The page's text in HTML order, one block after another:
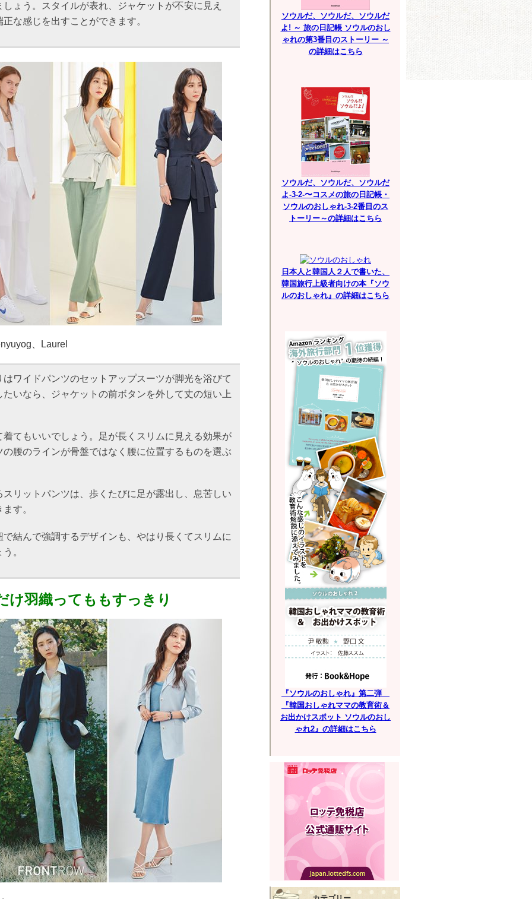
ょう。スタイルが表れ、ジャケットが不安に見え
な感じを出すことができます。
、Laurel
ワイドパンツのセットアップスーツが脚光を浴びて
いなら、ジャケットの前ボタンを外して丈の短い上
てもいいでしょう。足が長くスリムに見える効果が
腰のラインが骨盤ではなく腰に位置するものを選ぶ
リットパンツは、歩くたびに足が露出し、息苦しい
す。
結んで強調するデザインも、やはり長くてスリムに
。
け羽織ってももすっきり
ソウルだ、ソウルだ、ソウルだ
よ! ～ 旅の日記帳 ソウルのおし
ゃれの第3番目のストーリー ～
の詳細はこちら
ソウルだ、ソウルだ、ソウルだ
よ-3-2-〜コスメの旅の日記帳・
ソウルのおしゃれ-3-2番目のス
トーリー～の詳細はこちら
日本人と韓国人２人で書いた、
韓国旅行上級者向けの本『ソウ
ルのおしゃれ』の詳細はこちら
『ソウルのおしゃれ』第二弾
『韓国おしゃれママの教育術＆
お出かけスポット ソウルのおし
ゃれ2』の詳細はこちら